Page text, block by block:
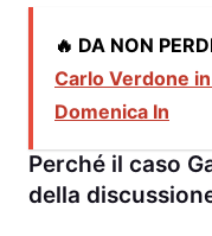
🔥 DA NON
Carlo Verdone
Domenica In
Perché il caso
della